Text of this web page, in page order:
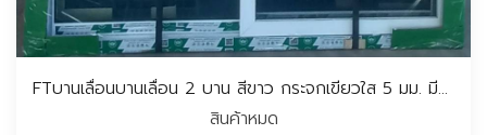
FTบานเลื่อนบานเลื่อน 2 บาน สีขาว กระจกเขียวใส 5 มม. มีมุ้ง 100*100 CM.
สินค้าหมด